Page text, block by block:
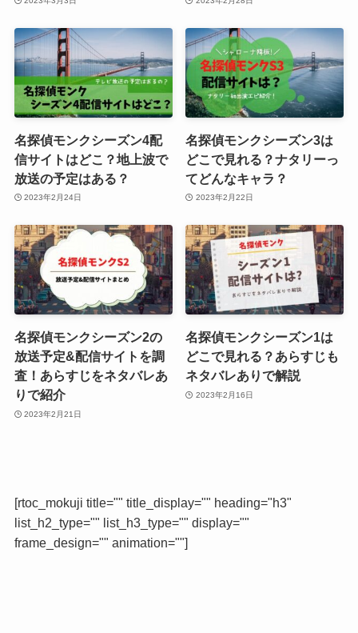
名探偵モンクシーズン4配
信サイトはどこ？地上波で
放送の予定はある？
2023年2月24日
名探偵モンクシーズン3は
どこで見れる？ナタリーっ
てどんなキャラ？
2023年2月22日
名探偵モンクシーズン2の
放送予定&配信サイトを調
査！あらすじをネタバレあ
りで紹介
2023年2月21日
名探偵モンクシーズン1は
どこで見れる？あらすじも
ネタバレありで解説
2023年2月16日
[rtoc_mokuji title="" title_display="" heading="h3"
list_h2_type="" list_h3_type="" display=""
frame_design="" animation=""]